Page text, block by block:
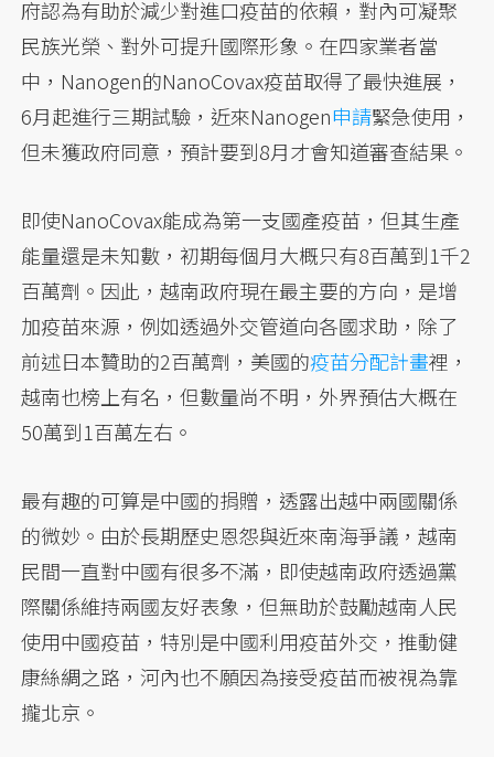
府認為有助於減少對進口疫苗的依賴，對內可凝聚
民族光榮、對外可提升國際形象。在四家業者當
中，Nanogen的NanoCovax疫苗取得了最快進展，
6月起進行三期試驗，近來Nanogen申請緊急使用，
但未獲政府同意，預計要到8月才會知道審查結果。
即使NanoCovax能成為第一支國產疫苗，但其生產
能量還是未知數，初期每個月大概只有8百萬到1千2
百萬劑。因此，越南政府現在最主要的方向，是增
加疫苗來源，例如透過外交管道向各國求助，除了
前述日本贊助的2百萬劑，美國的疫苗分配計畫裡，
越南也榜上有名，但數量尚不明，外界預估大概在
50萬到1百萬左右。
最有趣的可算是中國的捐贈，透露出越中兩國關係
的微妙。由於長期歷史恩怨與近來南海爭議，越南
民間一直對中國有很多不滿，即使越南政府透過黨
際關係維持兩國友好表象，但無助於鼓勵越南人民
使用中國疫苗，特別是中國利用疫苗外交，推動健
康絲綢之路，河內也不願因為接受疫苗而被視為靠
攏北京。